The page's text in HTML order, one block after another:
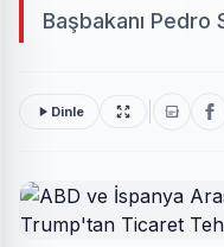
Başbakanı Pedro
Dinle